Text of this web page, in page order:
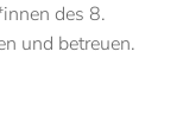
des 8.
und betreuen.